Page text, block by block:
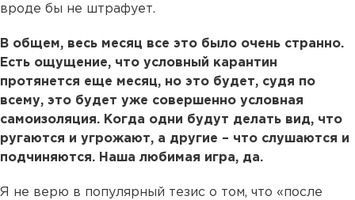
вроде бы не штрафует.
В общем, весь месяц все это было очень странно.
Есть ощущение, что условный карантин
протянется еще месяц, но это будет, судя по
всему, это будет уже совершенно условная
самоизоляция. Когда одни будут делать вид, что
ругаются и угрожают, а другие – что слушаются и
подчиняются. Наша любимая игра, да.
Я не верю в популярный тезис о том, что «после